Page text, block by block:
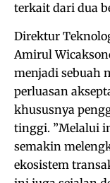
terkait dari dua
Direktur
Amirul
menjadi sebuah
perluasan
khususnya
tinggi. ”Melalui
semakin
ekosistem